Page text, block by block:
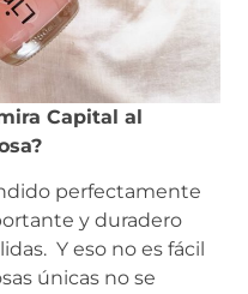
Capital al
perfectamente
y duradero
Y eso no es fácil
únicas no se